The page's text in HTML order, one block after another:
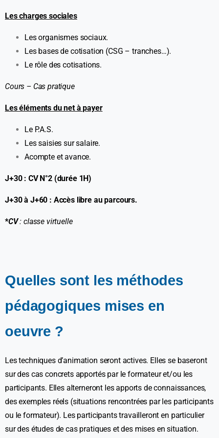
Les charges sociales
Les organismes sociaux.
Les bases de cotisation (CSG – tranches…).
Le rôle des cotisations.
Cours – Cas pratique
Les éléments du net à payer
Le P.A.S.
Les saisies sur salaire.
Acompte et avance.
J+30 : CV N°2 (durée 1H)
J+30 à J+60 : Accès libre au parcours.
*CV: classe virtuelle
Quelles sont les méthodes
pédagogiques mises en
oeuvre ?
Les techniques d’animation seront actives. Elles se baseront
sur des cas concrets apportés par le formateur et/ou les
participants. Elles alterneront les apports de connaissances,
des exemples réels (situations rencontrées par les participants
ou le formateur). Les participants travailleront en particulier
sur des études de cas pratiques et des mises en situation.